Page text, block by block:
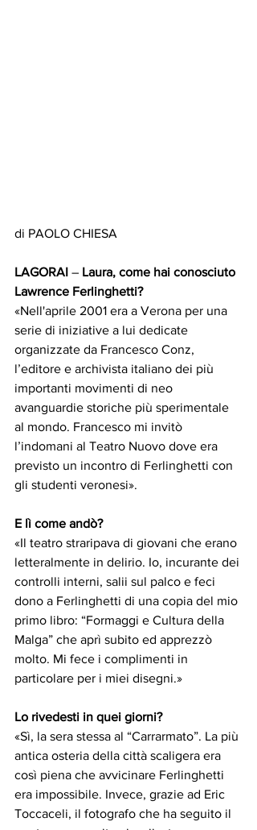
di PAOLO CHIESA
LAGORAI – Laura, come hai conosciuto
Lawrence Ferlinghetti?
«Nell'aprile 2001 era a Verona per una
serie di iniziative a lui dedicate
organizzate da Francesco Conz,
l’editore e archivista italiano dei più
importanti movimenti di neo
avanguardie storiche più sperimentale
al mondo. Francesco mi invitò
l’indomani al Teatro Nuovo dove era
previsto un incontro di Ferlinghetti con
gli studenti veronesi».
E lì come andò?
«Il teatro straripava di giovani che erano
letteralmente in delirio. Io, incurante dei
controlli interni, salii sul palco e feci
dono a Ferlinghetti di una copia del mio
primo libro: “Formaggi e Cultura della
Malga” che aprì subito ed apprezzò
molto. Mi fece i complimenti in
particolare per i miei disegni.»
Lo rivedesti in quei giorni?
«Sì, la sera stessa al “Carrarmato”. La più
antica osteria della città scaligera era
così piena che avvicinare Ferlinghetti
era impossibile. Invece, grazie ad Eric
Toccaceli, il fotografo che ha seguito il